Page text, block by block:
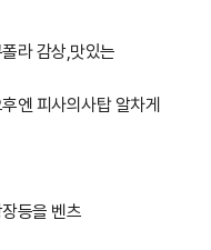
라 감상,맛있는
엔 피사의사탑 알차게
등을 벤츠